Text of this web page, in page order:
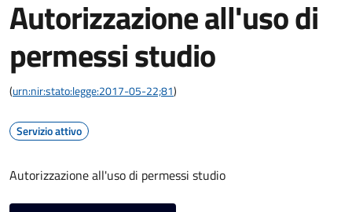
Autorizzazione all'uso di
permessi studio
(urn:nir:stato:legge:2017-05-22;81)
Servizio attivo
Autorizzazione all'uso di permessi studio